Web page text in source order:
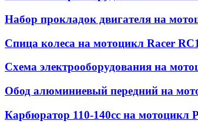
Набор прокладок двигателя на
Спица колеса на мотоцикл Racer
Схема электрооборудования на
Обод алюминиевый передний на
Карбюратор 110-140cc на мотоцикл